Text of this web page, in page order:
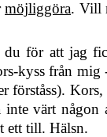
möjliggöra. Vill
du för att jag
kyss från
förståss).
värt någon
ett till. Hälsn.